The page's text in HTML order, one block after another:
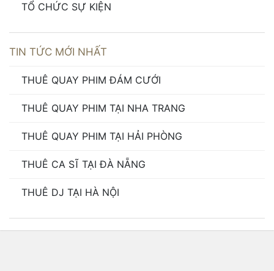
TỔ CHỨC SỰ KIỆN
TIN TỨC MỚI NHẤT
THUÊ QUAY PHIM ĐÁM CƯỚI
THUÊ QUAY PHIM TẠI NHA TRANG
THUÊ QUAY PHIM TẠI HẢI PHÒNG
THUÊ CA SĨ TẠI ĐÀ NẴNG
THUÊ DJ TẠI HÀ NỘI